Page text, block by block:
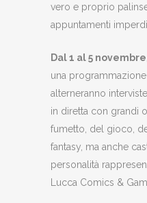
vero e proprio
appuntamenti
Dal 1 al 5 novembre
una
alterneranno
in diretta con grandi
fumetto, del gioco,
fantasy, ma anche
personalità
Lucca Comics &